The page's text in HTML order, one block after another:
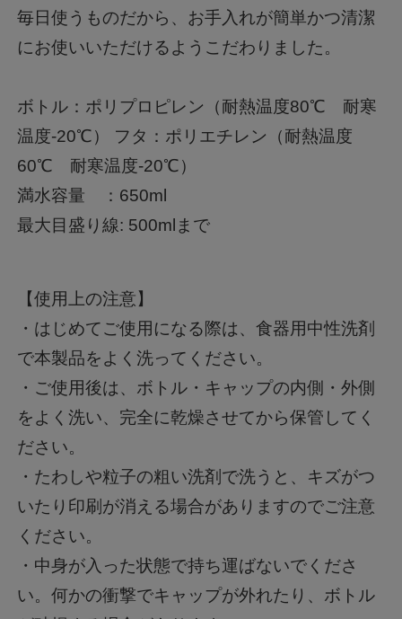
毎日使うものだから、お手入れが簡単かつ清潔
にお使いいただけるようこだわりました。
ボトル：ポリプロピレン（耐熱温度80℃ 耐寒
温度-20℃） フタ：ポリエチレン（耐熱温度
60℃ 耐寒温度-20℃）
満水容量 ：650ml
最大目盛り線: 500mlまで
【使用上の注意】
・はじめてご使用になる際は、食器用中性洗剤
で本製品をよく洗ってください。
・ご使用後は、ボトル・キャップの内側・外側
をよく洗い、完全に乾燥させてから保管してく
ださい。
・たわしや粒子の粗い洗剤で洗うと、キズがつ
いたり印刷が消える場合がありますのでご注意
ください。
・中身が入った状態で持ち運ばないでくださ
い。何かの衝撃でキャップが外れたり、ボトル